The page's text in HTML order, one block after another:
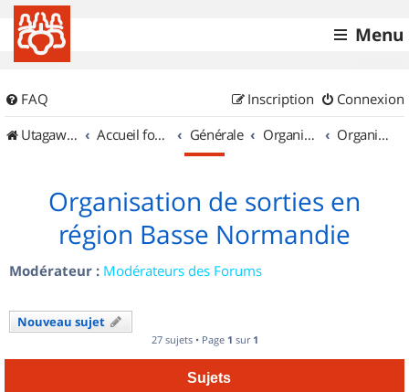
Menu
FAQ Connexion
Inscription
UtagawaVTT (Randos VTT et VTTAE avec traces GPS)
Accueil forum Générale Organisation de sorties & Recherche de partenaires Organisation de sorties en région Basse Normandie
Organisation de sorties en
région Basse Normandie
Modérateur : Modérateurs des Forums
Nouveau sujet
27 sujets • Page 1 sur 1
Sujets